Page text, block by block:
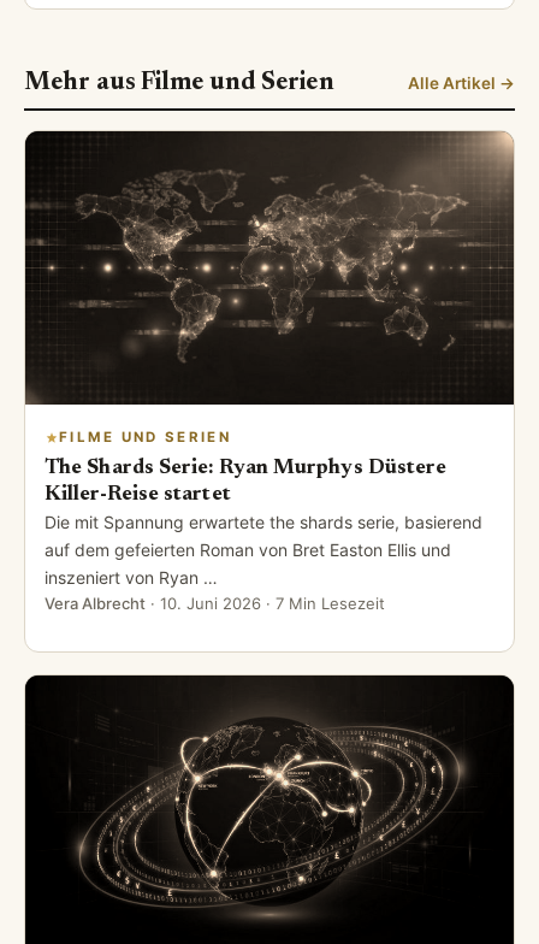
Mehr aus Filme und Serien Alle Artikel →
FILME UND SERIEN
The Shards Serie: Ryan Murphys Düstere
Killer-Reise startet
Die mit Spannung erwartete the shards serie, basierend
auf dem gefeierten Roman von Bret Easton Ellis und
inszeniert von Ryan …
Vera Albrecht · 10. Juni 2026 · 7 Min Lesezeit